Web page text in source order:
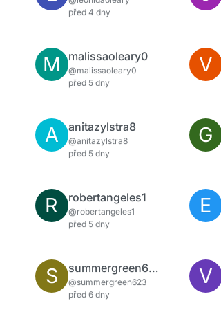
před 4 dny
M malissaoleary0
@malissaoleary0
před 5 dny
V
A anitazylstra8
@anitazylstra8
před 5 dny
G
R robertangeles1
@robertangeles1
před 5 dny
E
S summergreen623
@summergreen623
před 6 dny
V